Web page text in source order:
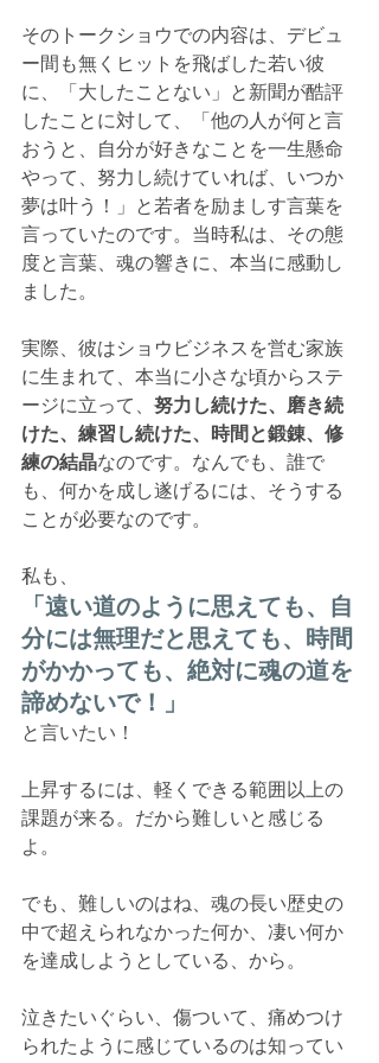
そのトークショウでの内容は、デビュ
ー間も無くヒットを飛ばした若い彼
に、「大したことない」と新聞が酷評
したことに対して、「他の人が何と言
おうと、自分が好きなことを一生懸命
やって、努力し続けていれば、いつか
夢は叶う！」と若者を励ましす言葉を
言っていたのです。当時私は、その態
度と言葉、魂の響きに、本当に感動し
ました。
実際、彼はショウビジネスを営む家族
に生まれて、本当に小さな頃からステ
ージに立って、努力し続けた、磨き続
けた、練習し続けた、時間と鍛錬、修
練の結晶なのです。なんでも、誰で
も、何かを成し遂げるには、そうする
ことが必要なのです。
私も、
「遠い道のように思えても、自
分には無理だと思えても、時間
がかかっても、絶対に魂の道を
諦めないで！」
と言いたい！
上昇するには、軽くできる範囲以上の
課題が来る。だから難しいと感じる
よ。
でも、難しいのはね、魂の長い歴史の
中で超えられなかった何か、凄い何か
を達成しようとしている、から。
泣きたいぐらい、傷ついて、痛めつけ
られたように感じているのは知ってい